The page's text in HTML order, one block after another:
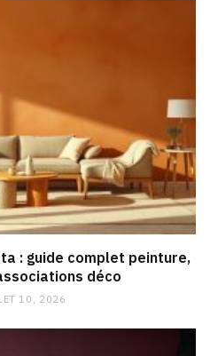
: guide complet peinture,
déco
10, 2026